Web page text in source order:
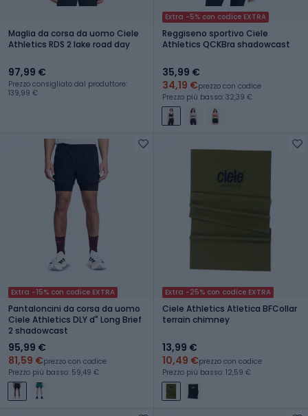
Maglia da corsa da uomo Ciele
Athletics RDS 2 lake road day
97,99 €
Prezzo consigliato dal produttore:
139,99 €
Extra -5% con codice EXTRA
Reggiseno sportivo Ciele
Athletics QCKBra shadowcast
35,99 €
34,19 €prezzo con codice
Prezzo più basso: 32,39 €
Extra -15% con codice EXTRA
Pantaloncini da corsa da uomo
Ciele Athletics DLY d" Long Brief
2 shadowcast
95,99 €
81,59 €prezzo con codice
Prezzo più basso: 59,49 €
Extra -25% con codice EXTRA
Ciele Athletics Atletica BFCollar
terrain chimney
13,99 €
10,49 €prezzo con codice
Prezzo più basso: 12,59 €